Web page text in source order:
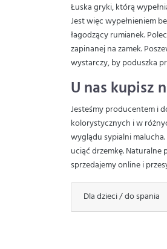
Łuska gryki, którą
Jest więc wypełnieniem
łagodzący rumianek.
zapinanej na zamek.
wystarczy, by poduszka
U nas kupisz
Jesteśmy producentem i
kolorystycznych i w
wyglądu sypialni
uciąć drzemkę.
sprzedajemy online i
Dla dzieci / do spania